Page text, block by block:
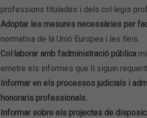
professions titulades i dels col·legis
Adoptar les mesures necessàries per
normativa de la Unió Europea i les lleis.
Col·laborar amb l’administració pública
emetre els informes que li siguin
Informar en els processos judicials i
honoraris professionals.
Informar sobre els projectes de